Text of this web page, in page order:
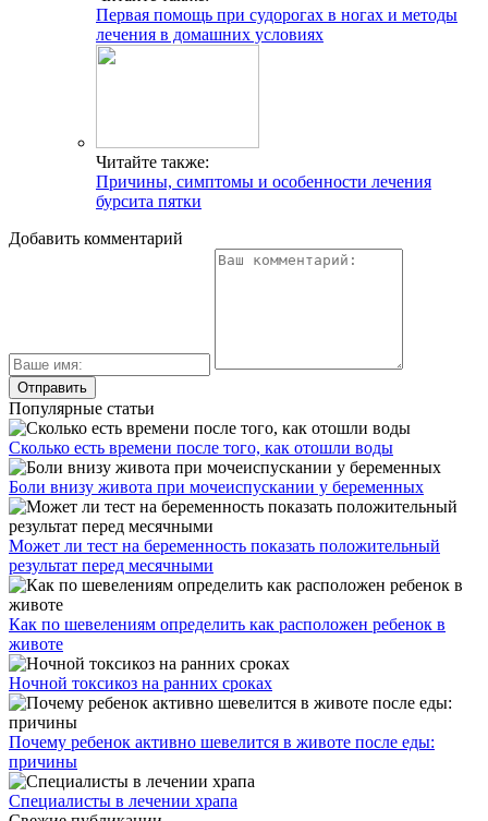
Первая помощь при судорогах в ногах и методы
лечения в домашних условиях
Читайте также:
Причины, симптомы и особенности лечения
бурсита пятки
Добавить комментарий
Популярные статьи
Сколько есть времени после того, как отошли воды
Боли внизу живота при мочеиспускании у беременных
Может ли тест на беременность показать положительный
результат перед месячными
Как по шевелениям определить как расположен ребенок в
животе
Ночной токсикоз на ранних сроках
Почему ребенок активно шевелится в животе после еды:
причины
Специалисты в лечении храпа